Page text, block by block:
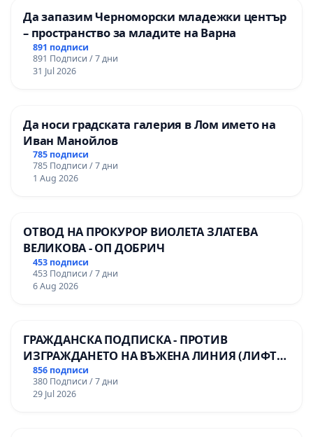
Да запазим Черноморски младежки център
– пространство за младите на Варна
891 подписи
891 Подписи / 7 дни
31 Jul 2026
Да носи градската галерия в Лом името на
Иван Манойлов
785 подписи
785 Подписи / 7 дни
1 Aug 2026
ОТВОД НА ПРОКУРОР ВИОЛЕТА ЗЛАТЕВА
ВЕЛИКОВА - ОП ДОБРИЧ
453 подписи
453 Подписи / 7 дни
6 Aug 2026
ГРАЖДАНСКА ПОДПИСКА - ПРОТИВ
ИЗГРАЖДАНЕТО НА ВЪЖЕНА ЛИНИЯ (ЛИФТ)
НА ТЕРИТОРИЯТА НА ПРИРОДНА
ЗАБЕЛЕЖИТЕЛНОСТ „ХЪЛМ НА
ОСВОБОДИТЕЛИТЕ“ (БУНАРДЖИК)
856 подписи
380 Подписи / 7 дни
29 Jul 2026